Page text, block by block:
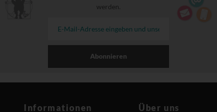
werden.
Abonnieren
Informationen Über uns